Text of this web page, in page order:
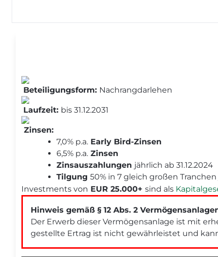
Beteiligungsform: Nachrangdarlehen
Laufzeit: bis 31.12.2031
Zinsen:
7,0% p.a. Early Bird-Zinsen
6,5% p.a. Zinsen
Zinsauszahlungen jährlich ab 31.12.2024
Tilgung 50% in 7 gleich großen Tranchen
Investments von EUR 25.000+ sind als
Hinweis gemäß § 12 Abs. 2
Der Erwerb dieser Vermögensanlage ist mit
gestellte Ertrag ist nicht gewährleistet und